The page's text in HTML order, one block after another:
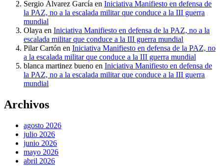
Sergio Álvarez García en Iniciativa Manifiesto en defensa de
la PAZ, no a la escalada militar que conduce a la III guerra
mundial
Olaya en Iniciativa Manifiesto en defensa de la PAZ, no a la
escalada militar que conduce a la III guerra mundial
Pilar Cartón en Iniciativa Manifiesto en defensa de la PAZ, no
a la escalada militar que conduce a la III guerra mundial
blanca martinez bueno en Iniciativa Manifiesto en defensa de
la PAZ, no a la escalada militar que conduce a la III guerra
mundial
Archivos
agosto 2026
julio 2026
junio 2026
mayo 2026
abril 2026